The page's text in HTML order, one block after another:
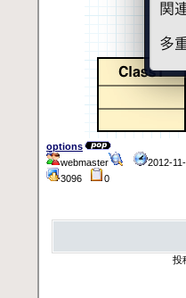
options
webmaster
2012-
3096
0
投